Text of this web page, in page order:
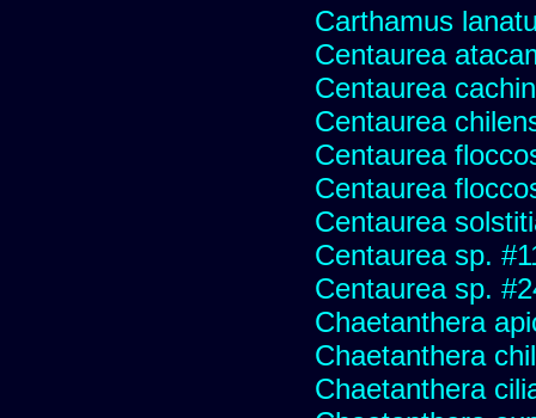
Carthamus
Centaurea
Centaurea
Centaurea
Centaurea
Centaurea
Centaurea
Centaurea sp.
Centaurea sp.
Chaetanthera
Chaetanthera
Chaetanthera